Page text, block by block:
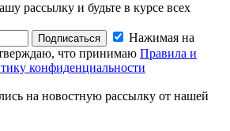
рассылку и будьте в курсе всех
Подписаться
Нажимая на
что принимаю Правила и
конфиденциальности
на новостную рассылку от нашей